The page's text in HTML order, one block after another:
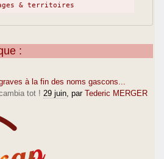
& territoires
:
à la fin des noms gascons...
tot ! 29 juin , par Tederic MERGER